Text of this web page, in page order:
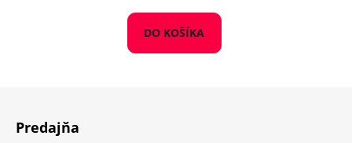
DO KOŠÍKA
Predajňa